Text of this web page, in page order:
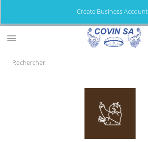
Create Business Account
